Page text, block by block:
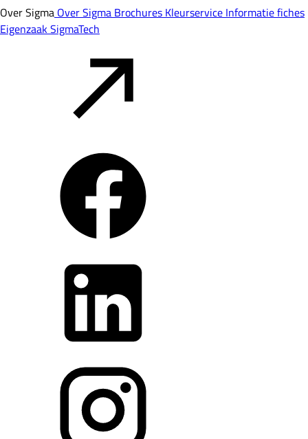
Over Sigma Over Sigma Brochures Kleurservice Informatie fiches
EigenzaakSigmaTech